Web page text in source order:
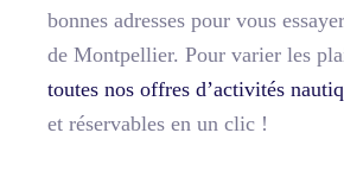
bonnes adresses pour vous
de Montpellier. Pour varier les
toutes nos offres d’activités
et réservables en un clic !